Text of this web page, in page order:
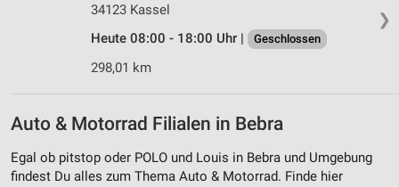
❯
34123 Kassel
Heute 08:00 - 18:00 Uhr |
Geschlossen
298,01 km
Auto & Motorrad Filialen in Bebra
Egal ob pitstop oder POLO und Louis in Bebra und Umgebung
findest Du alles zum Thema Auto & Motorrad. Finde hier